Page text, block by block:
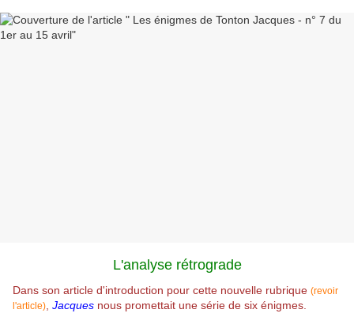
L'analyse rétrograde
Dans son article d'introduction pour cette nouvelle rubrique (revoir
l'article) Jacques nous promettait une série de six énigmes.